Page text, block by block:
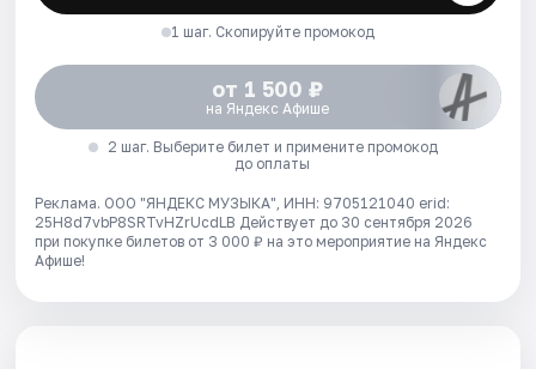
1 шаг. Скопируйте промокод
от 1 500 ₽
на Яндекс Афише
2 шаг. Выберите билет и примените промокод
до оплаты
Реклама. ООО "ЯНДЕКС МУЗЫКА", ИНН: 9705121040 erid:
25H8d7vbP8SRTvHZrUcdLB Действует до 30 сентября 2026
при покупке билетов от 3 000 ₽ на это мероприятие на Яндекс
Афише!